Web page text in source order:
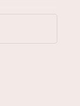
du lac